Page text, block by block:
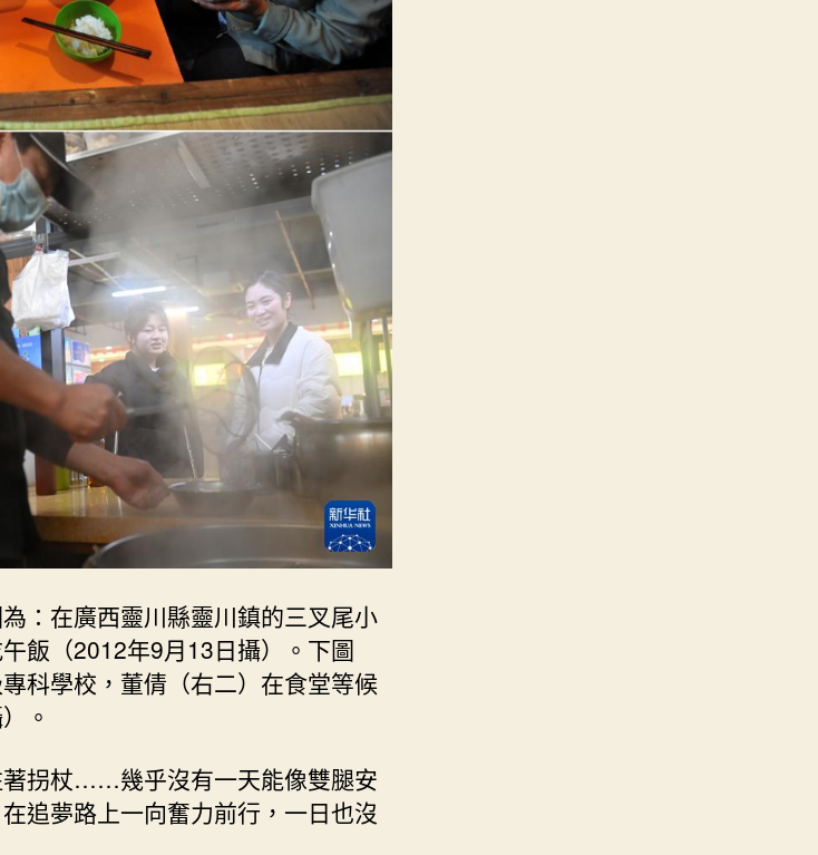
圓
年
夜
學
夢
_
中
國
：在廣西靈川縣靈川鎮的三叉尾小
飯（2012年9月13日攝）。下圖
科學校，董倩（右二）在食堂等候
。
著拐杖……幾乎沒有一天能像雙腿安
追夢路上一向奮力前行，一日也沒